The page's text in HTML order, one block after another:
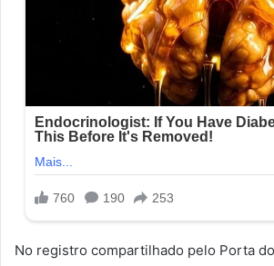
No registro compartilhado pelo Porta